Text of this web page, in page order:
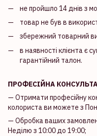
не пройшло 14 днів з
товар не був в
збережний товарний
в наявності клієнта є
гарантійний талон.
ПРОФЕСІЙНА
— Отримати професійну
колориста ви можете з
— Обробка ваших
Неділю з 10:00 до 19:00;